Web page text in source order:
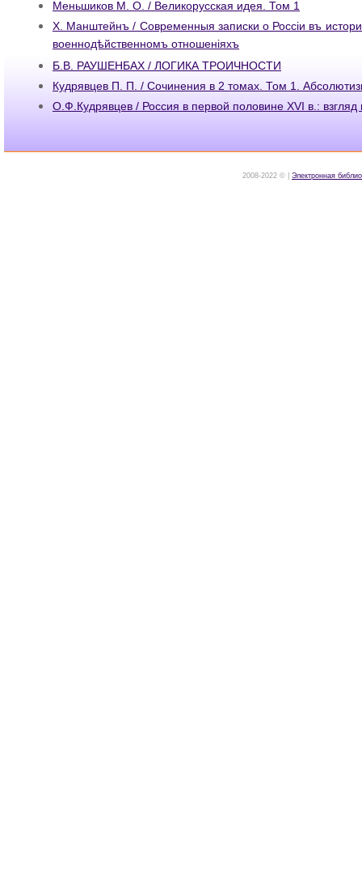
Меньшиков М. О. / Великорусская идея. Том 1
Х. Манштейнъ / Современныя записки о Россiи въ
военнодѣйственномъ отношенiяхъ
Б.В. РАУШЕНБАХ / ЛОГИКА ТРОИЧНОСТИ
Кудрявцев П. П. / Сочинения в 2 томах. Том 1.
О.Ф.Кудрявцев / Россия в первой половине XVI в.: взгляд
2008-2022 © | Электронная